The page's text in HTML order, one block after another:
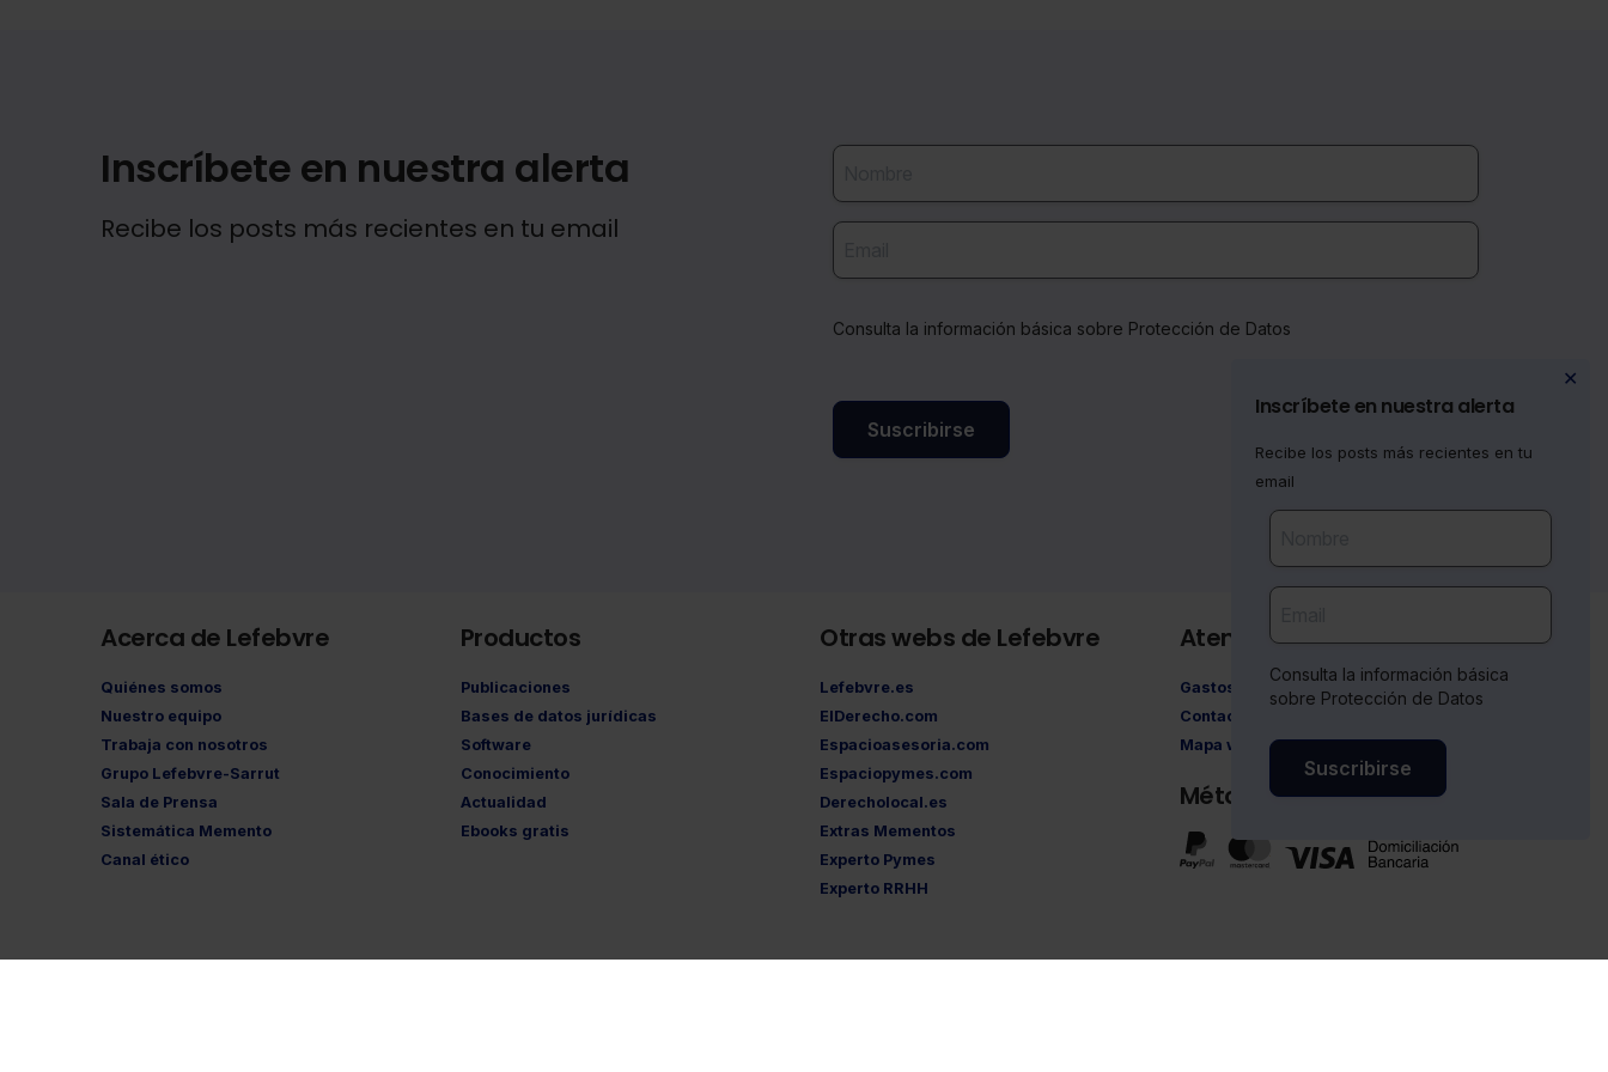
Inscríbete en nuestra alerta
Recibe los posts más recientes en tu email
Consulta la información básica sobre Protección de Datos
Suscribirse
✕
Inscríbete en nuestra alerta
Recibe los posts más recientes en tu
email
Consulta la información básica
sobre Protección de Datos
Suscribirse
Acerca de Lefebvre
Quiénes somos
Nuestro equipo
Trabaja con nosotros
Grupo Lefebvre-Sarrut
Sala de Prensa
Sistemática Memento
Canal ético
Productos
Publicaciones
Bases de datos jurídicas
Software
Conocimiento
Actualidad
Ebooks gratis
Otras webs de Lefebvre
Lefebvre.es
ElDerecho.com
Espacioasesoria.com
Espaciopymes.com
Derecholocal.es
Extras Mementos
Experto Pymes
Experto RRHH
Atención al cliente
Gastos de envío
Contacto
Mapa web
Métodos de pago